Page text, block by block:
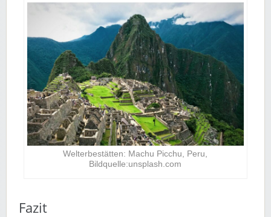
Welterbestätten: Machu Picchu, Peru,
Bildquelle:unsplash.com
Fazit